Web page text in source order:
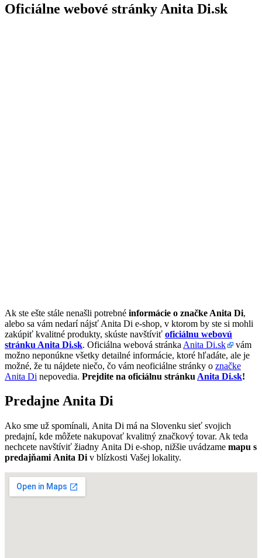
Oficiálne webové stránky Anita Di.sk
Ak ste ešte stále nenašli potrebné informácie o značke Anita Di,
alebo sa vám nedarí nájsť Anita Di e-shop, v ktorom by ste si mohli
zakúpiť kvalitné produkty, skúste navštíviť oficiálnu webovú
stránku Anita Di.sk. Oficiálna webová stránka Anita Di.sk
vám
možno neponúkne všetky detailné informácie, ktoré hľadáte, ale je
možné, že tu nájdete niečo, čo vám neoficiálne stránky o značke
Anita Di nepovedia. Prejdite na oficiálnu stránku Anita Di.sk!
Predajne Anita Di
Ako sme už spomínali, Anita Di má na Slovenku sieť svojich
predajní, kde môžete nakupovať kvalitný značkový tovar. Ak teda
nechcete navštíviť žiadny Anita Di e-shop, nižšie uvádzame mapu s
predajňami Anita Di v blízkosti Vašej lokality.